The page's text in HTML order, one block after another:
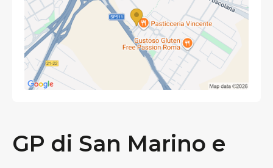
GP di San Marino e